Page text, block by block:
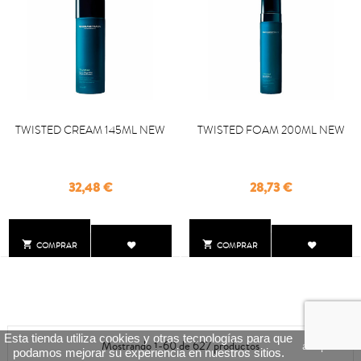
 COMPRAR
TWISTED CREAM 145ML NEW
Precio
32,48 €
 COMPRAR
TWISTED FOAM 200ML NEW
Precio
28,73 €
Mostrando 1-60 de 627 productos
Esta tienda utiliza cookies y otras tecnologías para que
podamos mejorar su experiencia en nuestros sitios.
aceptar